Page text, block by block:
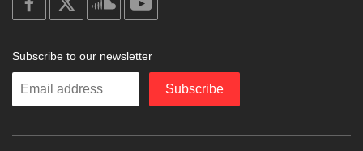
facebook
soundcloud
Subscribe to our newsletter
Enter
Subscribe